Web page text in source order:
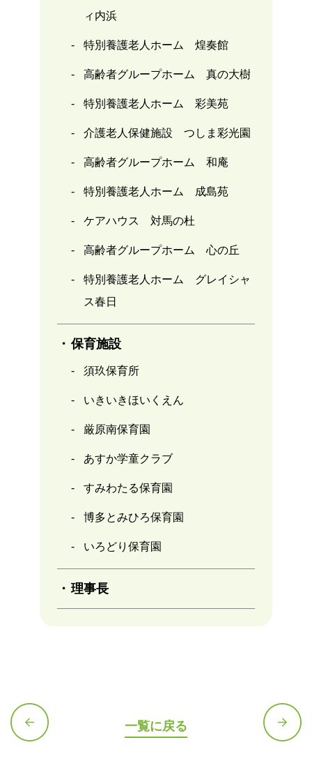
ィ内浜
特別養護老人ホーム 煌奏館
高齢者グループホーム 真の大樹
特別養護老人ホーム 彩美苑
介護老人保健施設 つしま彩光園
高齢者グループホーム 和庵
特別養護老人ホーム 成島苑
ケアハウス 対馬の杜
高齢者グループホーム 心の丘
特別養護老人ホーム グレイシャ
ス春日
保育施設
須玖保育所
いきいきほいくえん
厳原南保育園
あすか学童クラブ
すみわたる保育園
博多とみひろ保育園
いろどり保育園
理事長
一覧に戻る